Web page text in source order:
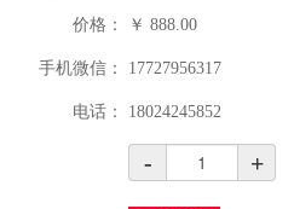
价格： ￥888.00
手机微信： 17727956317
电话： 18024245852
- +